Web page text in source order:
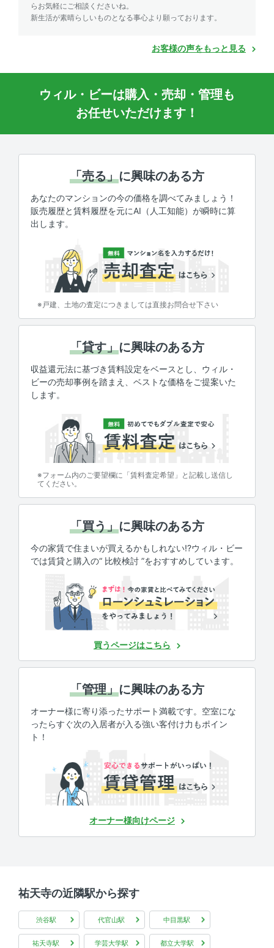
らお気軽にご相談くださいね。
新生活が素晴らしいものとなる事心より願っております。
お客様の声をもっと見る
ウィル・ビーは購入・売却・管理も
お任せいただけます！
「売る」に興味のある方
あなたのマンションの今の価格を調べてみましょう！
販売履歴と賃料履歴を元にAI（人工知能）が瞬時に算
出します。
※戸建、土地の査定につきましては直接お問合せ下さい
「貸す」に興味のある方
収益還元法に基づき賃料設定をベースとし、ウィル・
ビーの売却事例を踏まえ、ベストな価格をご提案いた
します。
※フォーム内のご要望欄に「賃料査定希望」と記載し送信し
てください。
「買う」に興味のある方
今の家賃で住まいが買えるかもしれない!?ウィル・ビー
では賃貸と購入の“ 比較検討 ”をおすすめしています。
買うページはこちら
「管理」に興味のある方
オーナー様に寄り添ったサポート満載です。空室にな
ったらすぐ次の入居者が入る強い客付け力もポイン
ト！
オーナー様向けページ
祐天寺の近隣駅から探す
渋谷駅 代官山駅 中目黒駅
祐天寺駅 学芸大学駅 都立大学駅